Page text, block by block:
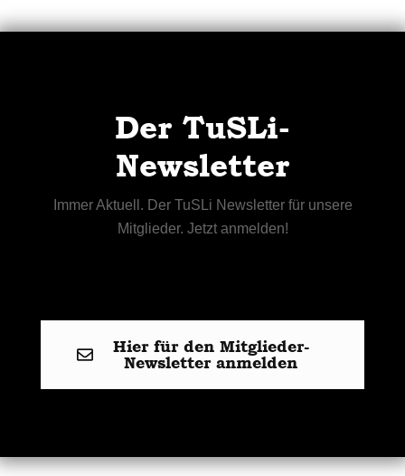
Der TuSLi-
Newsletter
Immer Aktuell. Der TuSLi Newsletter für unsere
Mitglieder. Jetzt anmelden!
Hier für den Mitglieder-
Newsletter anmelden